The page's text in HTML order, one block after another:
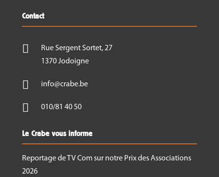
Contact

Rue Sergent Sortet, 27
1370 Jodoigne
 info@crabe.be
 010/81 40 50
Le Crabe vous informe
Reportage de TV Com sur notre Prix des Associations
2026